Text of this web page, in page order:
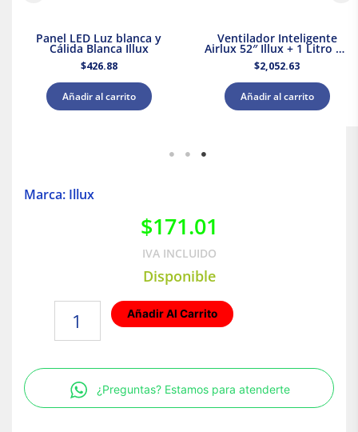
Panel LED Luz blanca y
Cálida Blanca Illux
$426.88
Añadir al carrito
Ventilador Inteligente
Airlux 52″ Illux + 1 Litro de
Pintura Blanca Acuario
$2,052.63
Añadir al carrito
Marca: Illux
$171.01
IVA INCLUIDO
Disponible
día
6W
Blanco
Añadir Al Carrito
¿Preguntas? Estamos para atenderte